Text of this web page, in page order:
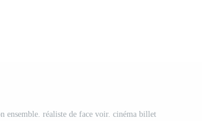
ensemble. réaliste de face voir. cinéma billet